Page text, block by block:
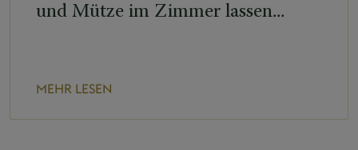
und Mütze im Zimmer lassen...
MEHR LESEN